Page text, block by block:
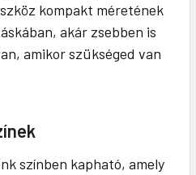
kompakt méretének
akár zsebben is
amikor szükséged van
színben kapható, amely